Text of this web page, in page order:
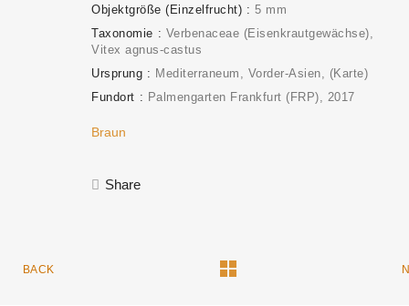
Objektgröße (Einzelfrucht)
5 mm
Taxonomie
Verbenaceae (Eisenkrautgewächse)
Vitex agnus-castus
Ursprung
Mediterraneum, Vorder-Asien
(Karte)
Fundort
Palmengarten Frankfurt (FRP) 2017
Braun
Share
BACK